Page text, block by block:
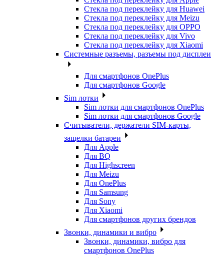
Стекла под переклейку для Huawei
Стекла под переклейку для Meizu
Стекла под переклейку для OPPO
Стекла под переклейку для Vivo
Стекла под переклейку для Xiaomi
Системные разъемы, разъемы под дисплеи
Для смартфонов OnePlus
Для смартфонов Google
Sim лотки
Sim лотки для смартфонов OnePlus
Sim лотки для смартфонов Google
Считыватели, держатели SIM-карты,
защелки батареи
Для Apple
Для BQ
Для Highscreen
Для Meizu
Для OnePlus
Для Samsung
Для Sony
Для Xiaomi
Для смартфонов других брендов
Звонки, динамики и вибро
Звонки, динамики, вибро для
смартфонов OnePlus